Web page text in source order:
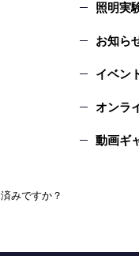
みですか？
照明実
お知ら
イベン
オンラ
動画ギ